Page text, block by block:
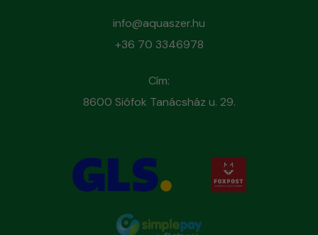
info@aquaszer.hu
+36 70 3346978
Cím:
8600 Siófok Tanácsház u. 29.